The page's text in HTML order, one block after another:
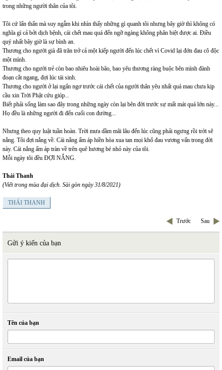
trong những người thân của tôi.
Tôi cứ lẩn thẩn mà suy ngẫm khi nhìn thấy những gì quanh tôi nhưng bây giờ thì không có
nghĩa gì cả bởi dịch bệnh, cái chết mau quá đến ngỡ ngàng không phân biệt được ai. Điều
quý nhất bây giờ là sự bình an.
Thương cho người già đã trăn trở cả một kiếp người đến lúc chết vì Covid lại đớn đau cô độc
một mình.
Thương cho người trẻ còn bao nhiêu hoài bão, bao yêu thương ràng buộc bên mình đành
đoạn cắt ngang, đợi lúc tái sinh.
Thương cho người ở lại ngẩn ngơ trước cái chết của người thân yêu nhất quá mau chưa kịp
cầu xin Trời Phật cứu giúp...
Biết phải sống làm sao đây trong những ngày còn lại bên đời trước sự mất mát quá lớn này...
Họ đều là những người đi đến cuối con đường...
Nhưng theo quy luật tuần hoàn. Trời mưa dầm mãi lâu đến lúc cũng phải ngưng rồi trời sẽ
nắng. Tôi đợi nắng về. Cái nắng ấm áp hiền hòa xua tan mọi khổ đau vương vấn trong đời
này. Cái nắng ấm áp tràn về trên quê hương bé nhỏ này của tôi.
Mỗi ngày tôi đều ĐỢI NẮNG.
Thái Thanh
(Viết trong mùa đại dịch. Sài gòn ngày 31/8/2021)
THÁI THANH
Trước Sau
Gửi ý kiến của bạn
Tên của bạn
Email của bạn